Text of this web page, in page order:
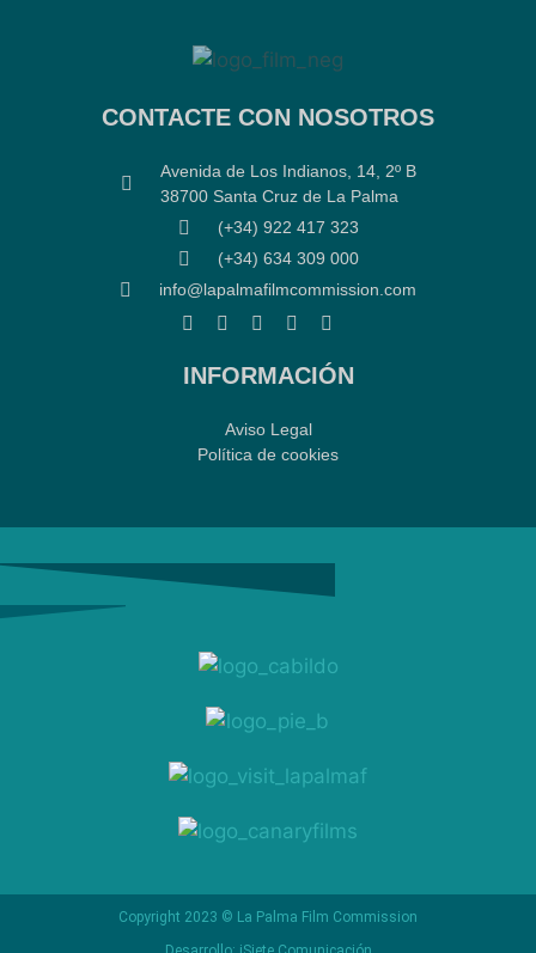
CONTACTE CON NOSOTROS
Avenida de Los Indianos, 14, 2º B
38700 Santa Cruz de La Palma
(+34) 922 417 323
(+34) 634 309 000
info@lapalmafilmcommission.com
INFORMACIÓN
Aviso Legal
Política de cookies
Copyright 2023 © La Palma Film Commission